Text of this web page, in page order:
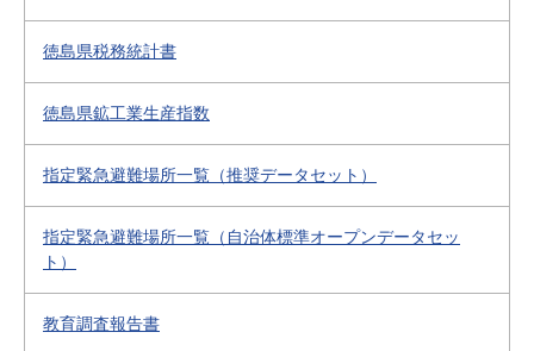
徳島県税務統計書
徳島県鉱工業生産指数
指定緊急避難場所一覧（推奨データセット）
指定緊急避難場所一覧（自治体標準オープンデータセッ
ト）
教育調査報告書